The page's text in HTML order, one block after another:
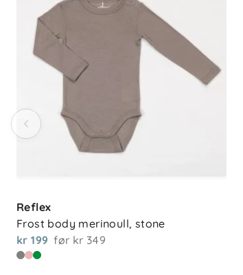
Reflex
Frost body merinoull, stone
kr 199 før kr 349